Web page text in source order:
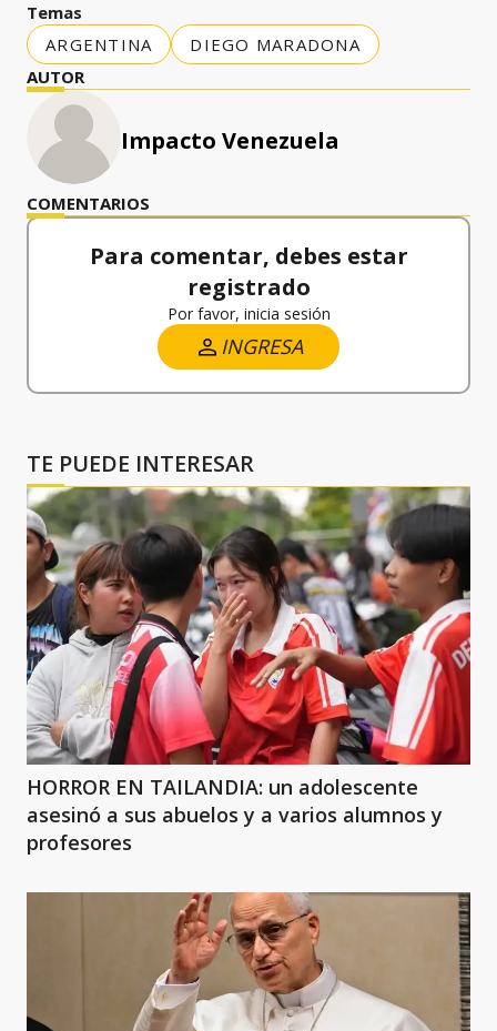
Temas
ARGENTINA
DIEGO MARADONA
AUTOR
Impacto Venezuela
COMENTARIOS
Para comentar, debes estar
registrado
Por favor, inicia sesión
INGRESA
TE PUEDE INTERESAR
HORROR EN TAILANDIA: un adolescente
asesinó a sus abuelos y a varios alumnos y
profesores